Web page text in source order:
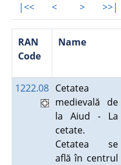
|<< < > >>|
RAN
Code
Name
1222.08 Cetatea
medievală de
la Aiud - La
cetate.
Cetatea se
află în centrul